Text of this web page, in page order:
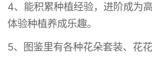
4、能积累种植经验，进阶成为
体验种植养成乐趣。
5、图鉴里有各种花朵套装、花